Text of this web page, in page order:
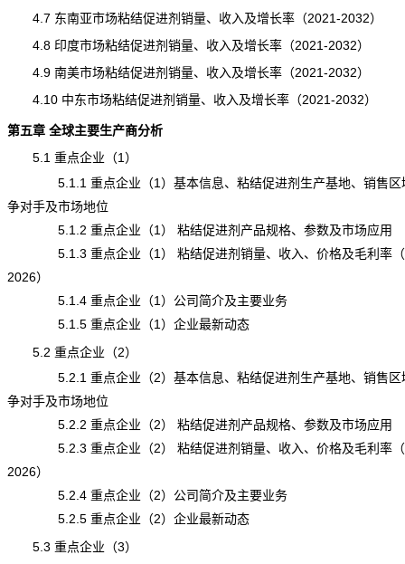
4.7 东南亚市场粘结促进剂销量、收入及增长率（2021-2032）
4.8 印度市场粘结促进剂销量、收入及增长率（2021-2032）
4.9 南美市场粘结促进剂销量、收入及增长率（2021-2032）
4.10 中东市场粘结促进剂销量、收入及增长率（2021-2032）
第五章 全球主要生产商分析
5.1 重点企业（1）
5.1.1 重点企业（1）基本信息、粘结促进剂生产基地、销售区
争对手及市场地位
5.1.2 重点企业（1） 粘结促进剂产品规格、参数及市场应用
5.1.3 重点企业（1） 粘结促进剂销量、收入、价格及毛利率（
2026）
5.1.4 重点企业（1）公司简介及主要业务
5.1.5 重点企业（1）企业最新动态
5.2 重点企业（2）
5.2.1 重点企业（2）基本信息、粘结促进剂生产基地、销售区
争对手及市场地位
5.2.2 重点企业（2） 粘结促进剂产品规格、参数及市场应用
5.2.3 重点企业（2） 粘结促进剂销量、收入、价格及毛利率（
2026）
5.2.4 重点企业（2）公司简介及主要业务
5.2.5 重点企业（2）企业最新动态
5.3 重点企业（3）